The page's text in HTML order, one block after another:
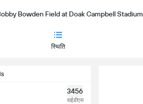
Bowden Field at Doak Campbell Stadium
स्थिति
3456
वाईडीएस